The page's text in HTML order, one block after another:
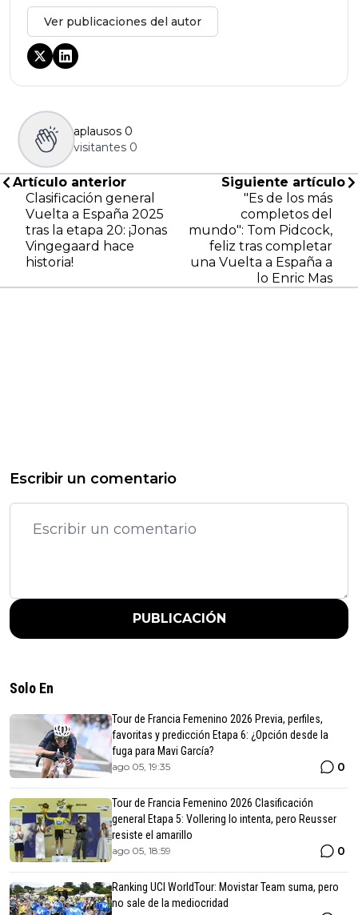
Ver publicaciones del autor
aplausos 0
visitantes 0
Artículo anterior
Clasificación general
Vuelta a España 2025
tras la etapa 20: ¡Jonas
Vingegaard hace
historia!
Siguiente artículo
"Es de los más
completos del
mundo": Tom Pidcock,
feliz tras completar
una Vuelta a España a
lo Enric Mas
Escribir un comentario
PUBLICACIÓN
Solo En
Tour de Francia Femenino 2026 Previa, perfiles,
favoritas y predicción Etapa 6: ¿Opción desde la
fuga para Mavi García?
ago 05, 19:35 0
Tour de Francia Femenino 2026 Clasificación
general Etapa 5: Vollering lo intenta, pero Reusser
resiste el amarillo
ago 05, 18:59 0
Ranking UCI WorldTour: Movistar Team suma, pero
no sale de la mediocridad